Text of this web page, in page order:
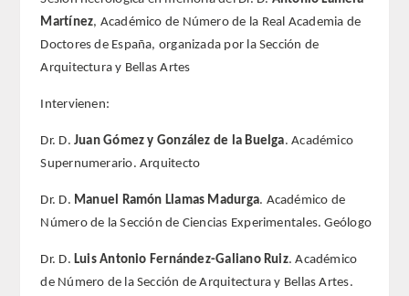
SECCIONES
TEOLOGÍA
HUMANIDADES
MEDICINA
FARMACIA
Martínez, Académico de Número de la Real Academia de
Doctores de España, organizada por la Sección de
Arquitectura y Bellas Artes
Intervienen:
Dr. D. Juan Gómez y González de la Buelga. Académico
Supernumerario. Arquitecto
Dr. D. Manuel Ramón Llamas Madurga. Académico de
Número de la Sección de Ciencias Experimentales. Geólogo
Dr. D. Luis Antonio Fernández-Galiano Ruiz. Académico
de Número de la Sección de Arquitectura y Bellas Artes.